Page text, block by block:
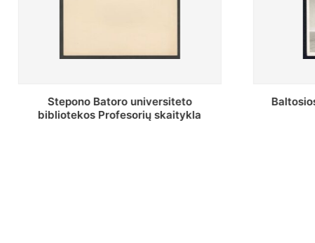
Baltosios salės bendras vaizdas
Stepono